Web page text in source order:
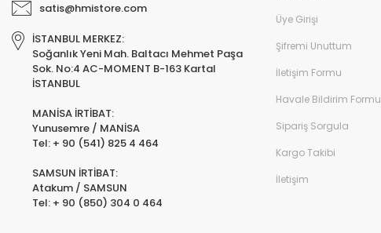
satis@hmistore.com
İSTANBUL MERKEZ:
Soğanlık Yeni Mah. Baltacı Mehmet Paşa
Sok. No:4 AC-MOMENT B-163 Kartal
İSTANBUL
MANİSA İRTİBAT:
Yunusemre / MANİSA
Tel: + 90 (541) 825 4 464
SAMSUN İRTİBAT:
Atakum / SAMSUN
Tel: + 90 (850) 304 0 464
Üye Girişi
Şifremi Unuttum
İletişim Formu
Havale Bildirim Formu
Sipariş Sorgula
Kargo Takibi
İletişim